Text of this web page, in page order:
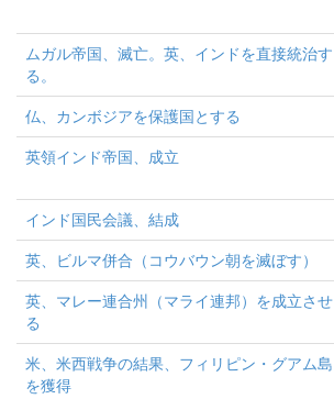
ムガル帝国、滅亡。英、インドを直接統治す
る。
仏、カンボジアを保護国とする
英領インド帝国、成立
インド国民会議、結成
英、ビルマ併合（コウバウン朝を滅ぼす）
英、マレー連合州（マライ連邦）を成立させ
る
米、米西戦争の結果、フィリピン・グアム島
を獲得